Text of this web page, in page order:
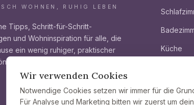
WOHNEN, RUHIG LEBEN
Tipps, Schritt-für-Schritt-
und Wohn­inspiration für alle, die
ein wenig ruhiger, praktischer
gestalten wollen.
Küche
Wir verwenden Cookies
Notwendige Cookies setzen wir immer für die
Für Analyse und Marketing bitten wir zuerst um